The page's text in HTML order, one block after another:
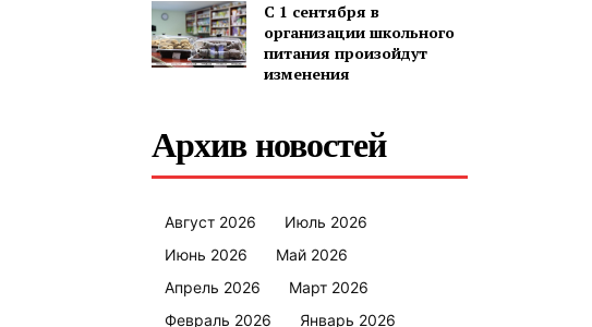
С 1 сентября в
организации школьного
питания произойдут
изменения
Архив новостей
Август 2026
Июль 2026
Июнь 2026
Май 2026
Апрель 2026
Март 2026
Февраль 2026
Январь 2026